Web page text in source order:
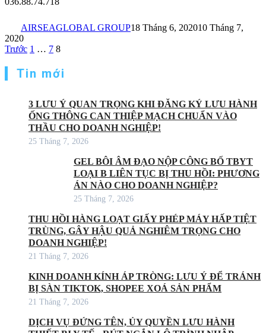
AIRSEAGLOBAL GROUP18 Tháng 6, 202010 Tháng 7,
2020
Phân
trang
bài
Trước 1 … 7 8
Tin mới
3 LƯU Ý QUAN TRỌNG KHI ĐĂNG KÝ LƯU HÀNH
ỐNG THÔNG CAN THIỆP MẠCH CHUẨN VÀO
THẦU CHO DOANH NGHIỆP!
25 Tháng 7, 2026
GEL BÔI ÂM ĐẠO NỘP CÔNG BỐ TBYT
LOẠI B LIÊN TỤC BỊ THU HỒI: PHƯƠNG
ÁN NÀO CHO DOANH NGHIỆP?
25 Tháng 7, 2026
THU HỒI HÀNG LOẠT GIẤY PHÉP MÁY HẤP TIỆT
TRÙNG, GÂY HẬU QUẢ NGHIÊM TRỌNG CHO
DOANH NGHIỆP!
21 Tháng 7, 2026
KINH DOANH KÍNH ÁP TRÒNG: LƯU Ý ĐỂ TRÁNH
BỊ SÀN TIKTOK, SHOPEE XOÁ SẢN PHẨM
21 Tháng 7, 2026
DỊCH VỤ ĐỨNG TÊN, ỦY QUYỀN LƯU HÀNH